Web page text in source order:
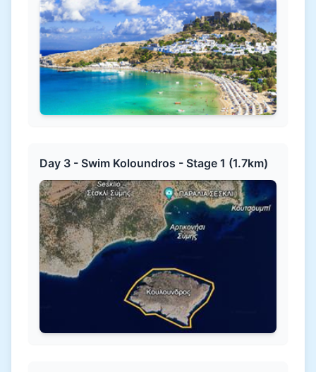
Day 3 - Swim Koloundros - Stage 1 (1.7km)